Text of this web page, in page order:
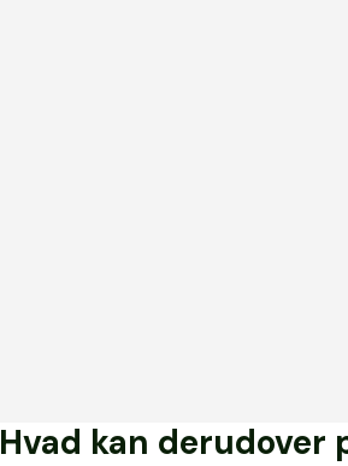
Hvad kan derudover